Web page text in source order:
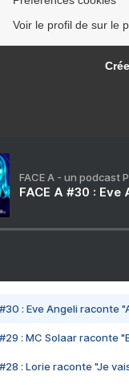
Voir le profil de sur le
FACE A - un podcast
FACE A #30 :
#30 : Eve Angeli raconte
#29 : MC Solaar raconte
#28 : Lorie raconte "Je